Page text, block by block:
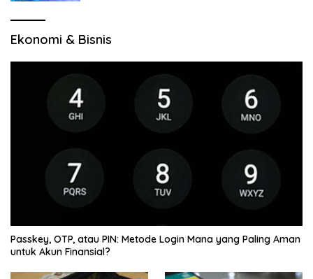
Ekonomi & Bisnis
Passkey, OTP, atau PIN: Metode Login Mana yang Paling Aman
untuk Akun Finansial?